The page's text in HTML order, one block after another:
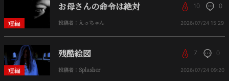
短編
お母さんの命令は絶対
投稿者：えっちゃん
10 0
2026/07/24 15:29
短編
残酷絵図
投稿者：Splasher
7 0
2026/07/24 09:20